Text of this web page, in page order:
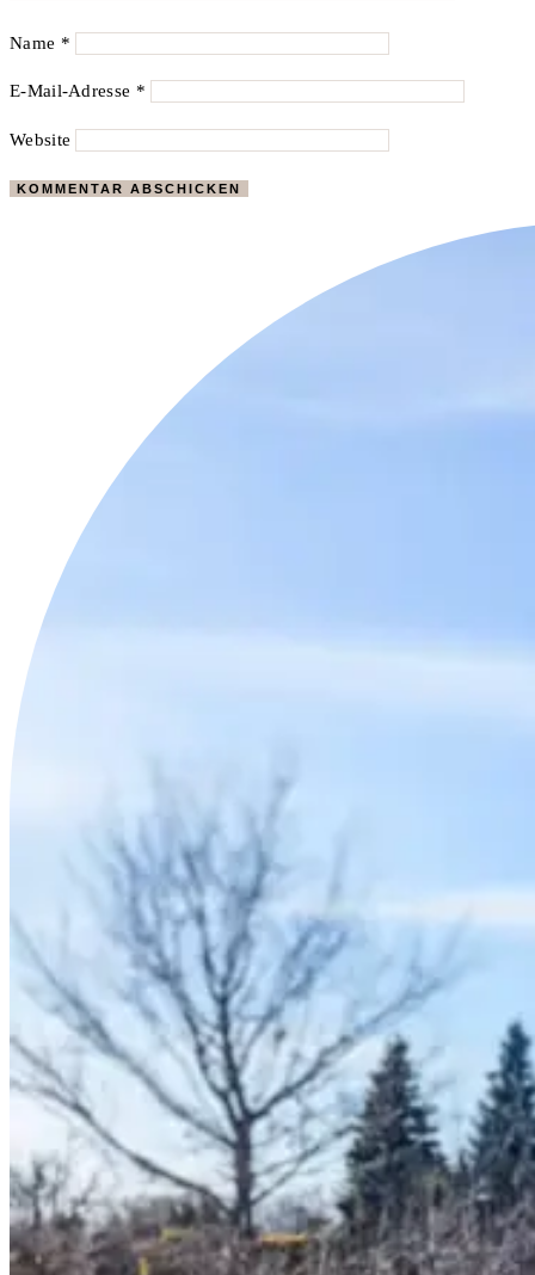
Name *
E-Mail-Adresse *
Website